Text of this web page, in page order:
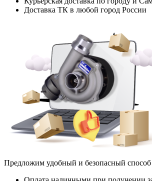
Доставка ТК в любой город России
Предложим удобный и безопасный